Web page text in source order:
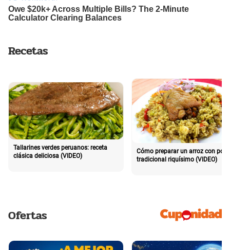
Recetas
Tallarines verdes peruanos: receta
clásica deliciosa (VIDEO)
Cómo preparar un arroz con pollo
tradicional riquísimo (VIDEO)
Ofertas